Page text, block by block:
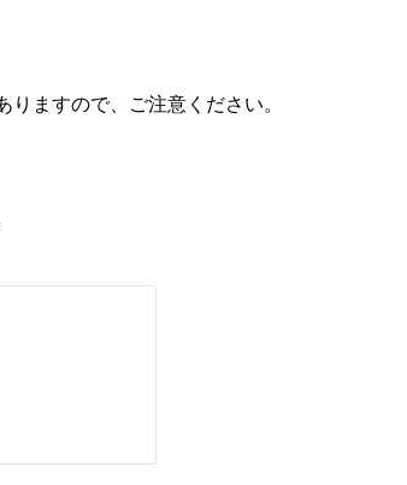
ますので、ご注意ください。